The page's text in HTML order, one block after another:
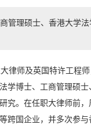
管理硕士、香港大学
律师及英国特许工程
学博士、工商管理硕
究。在任职大律师前
跨国企业，并多次参